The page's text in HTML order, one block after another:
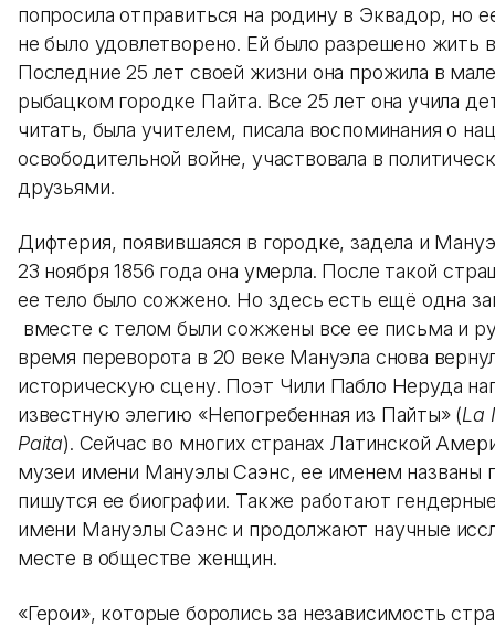
попросила отправиться на родину в Эквадор, но
не было удовлетворено. Ей было разрешено жить
Последние 25 лет своей жизни она прожила в
рыбацком городке Пайта. Все 25 лет она учила
читать, была учителем, писала воспоминания о
освободительной войне, участвовала в
друзьями.
Дифтерия, появившаяся в городке, задела и
23 ноября 1856 года она умерла. После такой
ее тело было сожжено. Но здесь есть ещё одна
вместе с телом были сожжены все ее письма и
время переворота в 20 веке Мануэла снова
историческую сцену. Поэт Чили Пабло Неруда
известную элегию «Непогребенная из Пайты» (La
Paita). Сейчас во многих странах Латинской
музеи имени Мануэлы Саэнс, ее именем названы
пишутся ее биографии. Также работают
имени Мануэлы Саэнс и продолжают научные
месте в обществе женщин.
«Герои», которые боролись за независимость